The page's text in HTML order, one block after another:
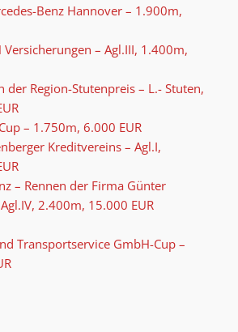
Benz Hannover – 1.900m,
Versicherungen – Agl.III, 1.400m,
der Region-Stutenpreis – L.- Stuten,
– 1.750m, 6.000 EUR
Kreditvereins – Agl.I,
– Rennen der Firma Günter
2.400m, 15.000 EUR
Transportservice GmbH-Cup –